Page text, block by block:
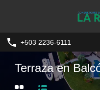
+503 2236-6111
Terraza en